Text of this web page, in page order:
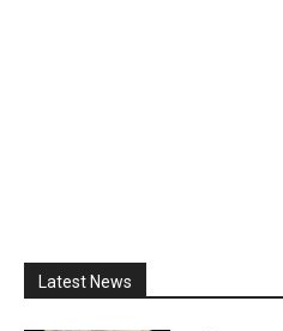
Latest News